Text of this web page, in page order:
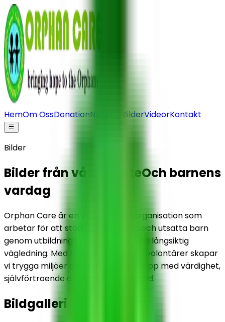
HemOm OssDonationNyheter BilderVideorKontakt
Bilder
Bilder från vårt arbeteOch barnens
vardag
Orphan Care är en välgörenhetsorganisation som
arbetar för att stödja föräldralösa och utsatta barn
genom utbildning, daglig omsorg och långsiktig
vägledning. Med hjälp av givare och volontärer skapar
vi trygga miljöer där barn kan växa upp med värdighet,
självförtroende och en ljusare framtid.
Bildgalleri